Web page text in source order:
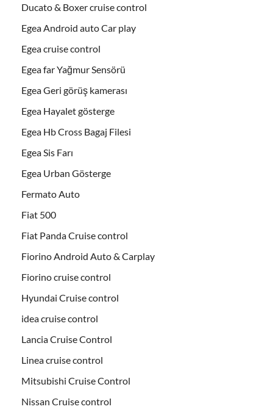
Ducato & Boxer cruise control
Egea Android auto Car play
Egea cruise control
Egea far Yağmur Sensörü
Egea Geri görüş kamerası
Egea Hayalet gösterge
Egea Hb Cross Bagaj Filesi
Egea Sis Farı
Egea Urban Gösterge
Fermato Auto
Fiat 500
Fiat Panda Cruise control
Fiorino Android Auto & Carplay
Fiorino cruise control
Hyundai Cruise control
idea cruise control
Lancia Cruise Control
Linea cruise control
Mitsubishi Cruise Control
Nissan Cruise control